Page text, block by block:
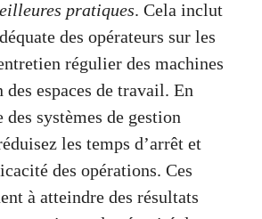
pratiques. Cela inclut
des opérateurs sur les
régulier des machines
espaces de travail. En
systèmes de gestion
les temps d’arrêt et
des opérations. Ces
à atteindre des résultats